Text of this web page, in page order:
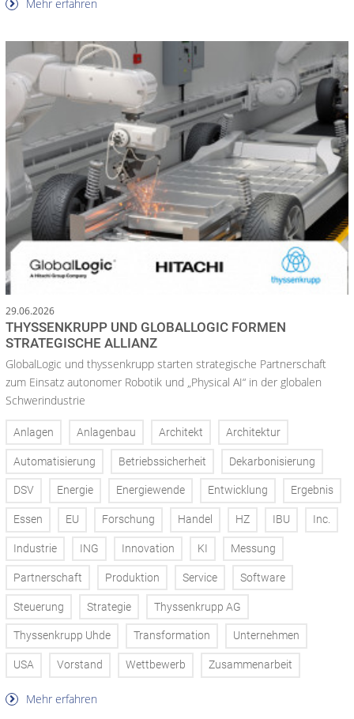
Mehr erfahren
29.06.2026
THYSSENKRUPP UND GLOBALLOGIC FORMEN
STRATEGISCHE ALLIANZ
GlobalLogic und thyssenkrupp starten strategische Partnerschaft
zum Einsatz autonomer Robotik und „Physical AI“ in der globalen
Schwerindustrie
Anlagen Anlagenbau Architekt Architektur
Automatisierung Betriebssicherheit Dekarbonisierung
DSV Energie Energiewende Entwicklung Ergebnis
Essen EU Forschung Handel HZ IBU Inc.
Industrie ING Innovation KI Messung
Partnerschaft Produktion Service Software
Steuerung Strategie Thyssenkrupp AG
Thyssenkrupp Uhde Transformation Unternehmen
USA Vorstand Wettbewerb Zusammenarbeit
Mehr erfahren